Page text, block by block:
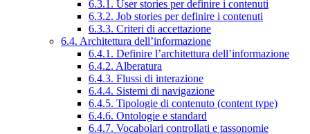
6.3.1. User stories per definire i contenuti
6.3.2. Job stories per definire i contenuti
6.3.3. Criteri di accettazione
6.4. Architettura dell’informazione
6.4.1. Definire l’architettura dell’informazione
6.4.2. Alberatura
6.4.3. Flussi di interazione
6.4.4. Sistemi di navigazione
6.4.5. Tipologie di contenuto (content type)
6.4.6. Ontologie e standard
6.4.7. Vocabolari controllati e tassonomie